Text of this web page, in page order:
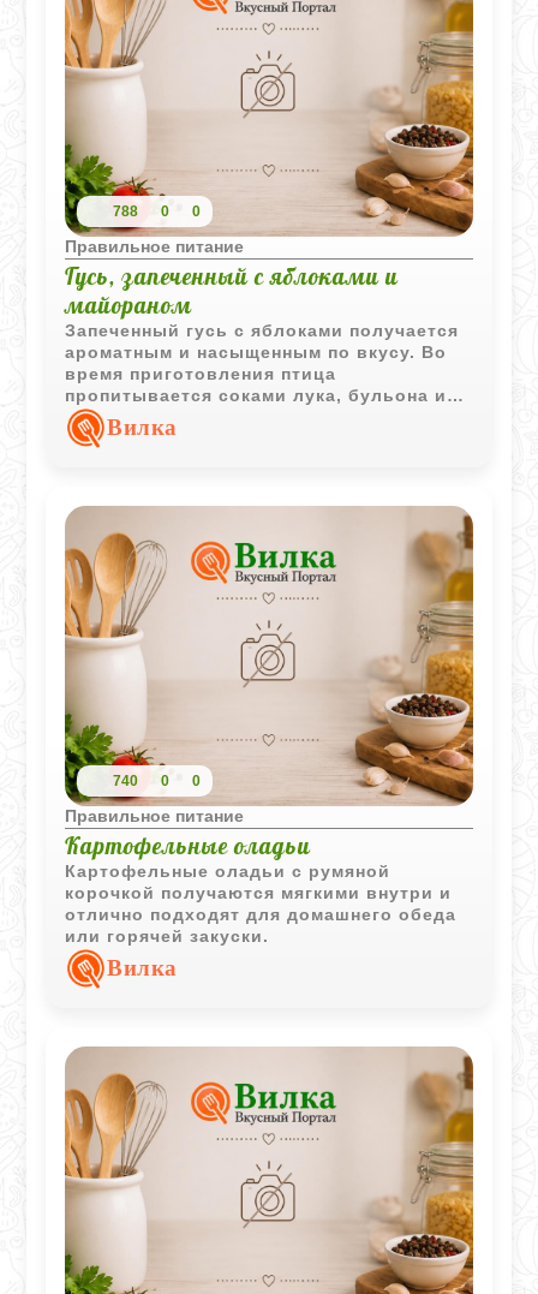
788 0 0
Правильное питание
Гусь, запеченный с яблоками и
майораном
Запеченный гусь с яблоками получается
ароматным и насыщенным по вкусу. Во
время приготовления птица
пропитывается соками лука, бульона и
специй, а печеные яблоки делают подачу
особенно выразительной.
Вилка
740 0 0
Правильное питание
Картофельные оладьи
Картофельные оладьи с румяной
корочкой получаются мягкими внутри и
отлично подходят для домашнего обеда
или горячей закуски.
Вилка